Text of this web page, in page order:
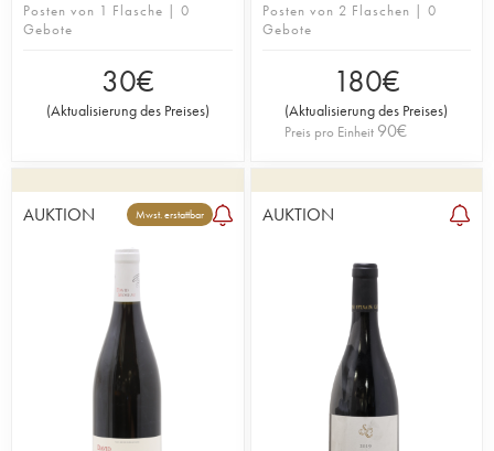
Posten von 1 Flasche | 0
Gebote
30€
(Aktualisierung des Preises)
Posten von 2 Flaschen | 0
Gebote
180€
(Aktualisierung des Preises)
Preis pro Einheit 90€
AUKTION Mwst. erstattbar AUKTION